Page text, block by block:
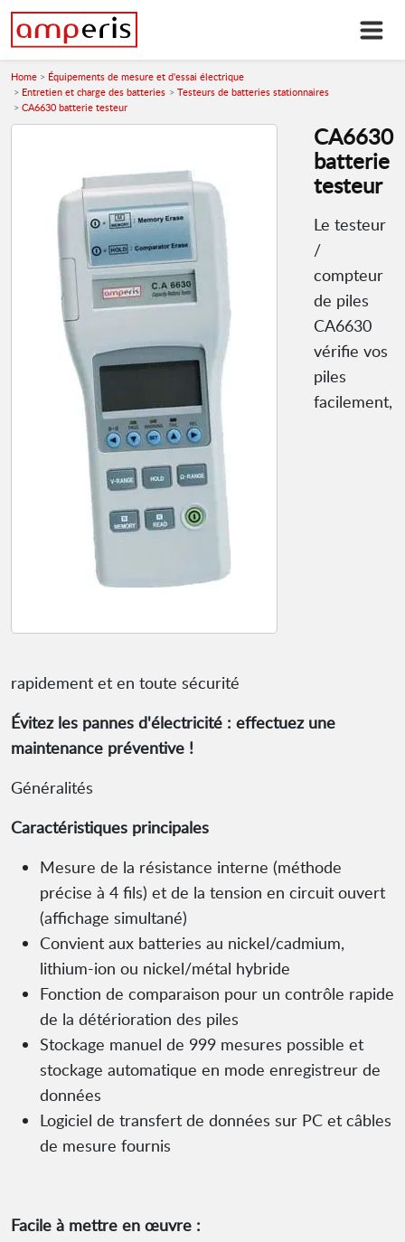
Home
Équipements de mesure et d'essai électrique
Entretien et charge des batteries
Testeurs de batteries stationnaires
CA6630 batterie testeur
CA6630
batterie
testeur
Le testeur
/
compteur
de piles
CA6630
vérifie vos
piles
facilement,
rapidement et en toute sécurité
Évitez les pannes d'électricité : effectuez une
maintenance préventive !
Généralités
Caractéristiques principales
Mesure de la résistance interne (méthode
précise à 4 fils) et de la tension en circuit ouvert
(affichage simultané)
Convient aux batteries au nickel/cadmium,
lithium-ion ou nickel/métal hybride
Fonction de comparaison pour un contrôle rapide
de la détérioration des piles
Stockage manuel de 999 mesures possible et
stockage automatique en mode enregistreur de
données
Logiciel de transfert de données sur PC et câbles
de mesure fournis
Facile à mettre en œuvre :